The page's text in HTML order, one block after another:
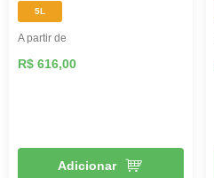
5L
A partir de
R$ 616,00
Adicionar